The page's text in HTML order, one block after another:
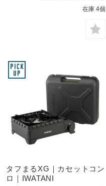
在庫 4個
タフまるXG｜カセットコン
ロ｜IWATANI